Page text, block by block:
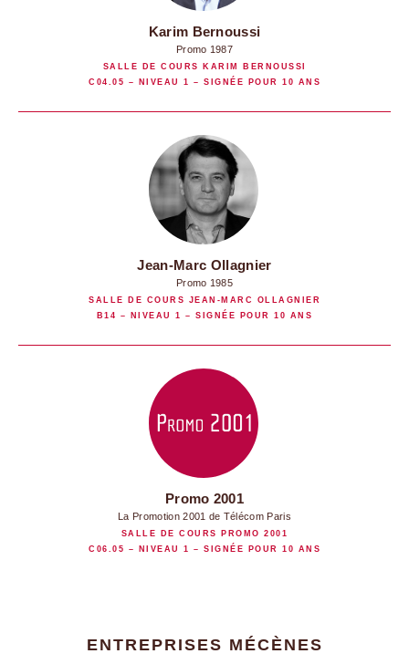
Karim Bernoussi
Promo 1987
SALLE DE COURS KARIM BERNOUSSI
C04.05 – NIVEAU 1 – SIGNÉE POUR 10 ANS
Jean-Marc Ollagnier
Promo 1985
SALLE DE COURS JEAN-MARC OLLAGNIER
B14 – NIVEAU 1 – SIGNÉE POUR 10 ANS
Promo 2001
La Promotion 2001 de Télécom Paris
SALLE DE COURS PROMO 2001
C06.05 – NIVEAU 1 – SIGNÉE POUR 10 ANS
ENTREPRISES MÉCÈNES